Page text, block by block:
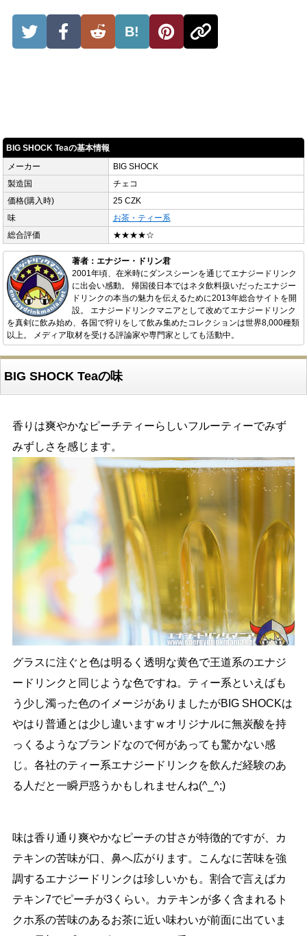
B!
BIG SHOCK Teaの基本情報
メーカー
BIG SHOCK
製造国
チェコ
価格(購入時)
25 CZK
味
お茶・ティー系
総合評価
★★★★☆
著者：エナジー・ドリン君
2001年頃、在米時にダンスシーンを通じてエナジードリンク
に出会い感動。 帰国後日本ではネタ飲料扱いだったエナジー
ドリンクの本当の魅力を伝えるために2013年総合サイトを開
設。 エナジードリンクマニアとして改めてエナジードリンク
を真剣に飲み始め、各国で狩りをして飲み集めたコレクションは世界8,000種類
以上。 メディア取材を受ける評論家や専門家としても活動中。
BIG SHOCK Teaの味
香りは爽やかなピーチティーらしいフルーティーでみず
みずしさを感じます。
グラスに注ぐと色は明るく透明な黄色で王道系のエナジ
ードリンクと同じような色ですね。ティー系といえばも
う少し濁った色のイメージがありましたがBIG SHOCKは
やはり普通とは少し違いますｗオリジナルに無炭酸を持
っくるようなブランドなので何があっても驚かない感
じ。各社のティー系エナジードリンクを飲んだ経験のあ
る人だと一瞬戸惑うかもしれませんね(^_^;)
味は香り通り爽やかなピーチの甘さが特徴的ですが、カ
テキンの苦味が口、鼻へ広がります。こんなに苦味を強
調するエナジードリンクは珍しいかも。割合で言えばカ
テキン7でピーチが3くらい。カテキンが多く含まれるト
クホ系の苦味のあるお茶に近い味わいが前面に出ていま